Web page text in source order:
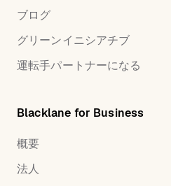
ブログ
グリーンイニシアチブ
運転手パートナーになる
Blacklane for Business
概要
法人